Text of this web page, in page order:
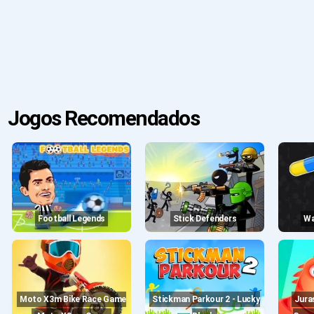
Jogos Recomendados
Football Legends Stick Defenders
Moto X3m Bike Race Game
Stickman Parkour 2 - Lucky
Jurassic Dig - Dinosaur